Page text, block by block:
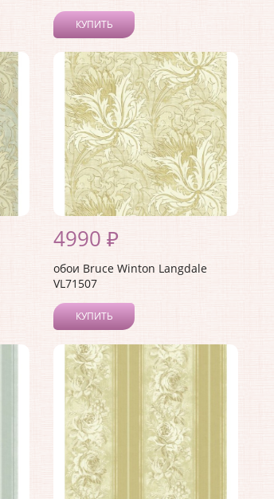
КУПИТЬ
4990 ₽
обои Bruce Winton Langdale
VL71507
КУПИТЬ